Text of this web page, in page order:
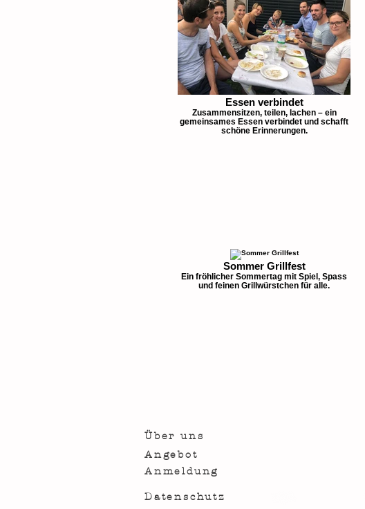
Essen verbindet
Zusammensitzen, teilen, lachen – ein
gemeinsames Essen verbindet und schafft
schöne Erinnerungen.
Sommer Grillfest
Ein fröhlicher Sommertag mit Spiel, Spass
und feinen Grillwürstchen für alle.
Über uns
Angebot
Anmeldung
Datenschutz